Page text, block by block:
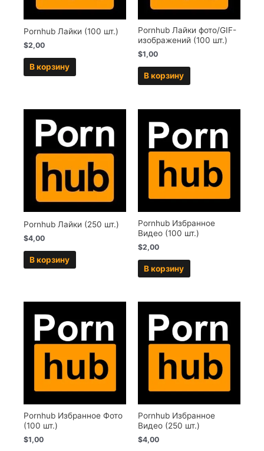
Pornhub Лайки (100 шт.)
$2,00
В корзину
Pornhub Лайки фото/GIF-
изображений (100 шт.)
$1,00
В корзину
Pornhub Лайки (250 шт.)
$4,00
В корзину
Pornhub Избранное
Видео (100 шт.)
$2,00
В корзину
Pornhub Избранное Фото
(100 шт.)
$1,00
Pornhub Избранное
Видео (250 шт.)
$4,00